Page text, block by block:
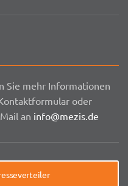
Sie mehr Informationen
oder
an info@mezis.de